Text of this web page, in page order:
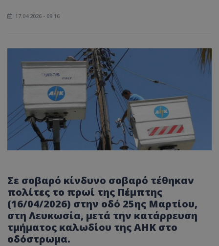
17.04.2026 - 09:16
Σε σοβαρό κίνδυνο σοβαρό τέθηκαν
πολίτες το πρωί της Πέμπτης
(16/04/2026) στην οδό 25ης Μαρτίου,
στη Λευκωσία, μετά την κατάρρευση
τμήματος καλωδίου της ΑΗΚ στο
οδόστρωμα.